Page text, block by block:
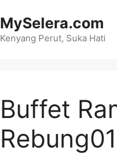
MySelera.com
Kenyang Perut, Suka Hati
Buffet